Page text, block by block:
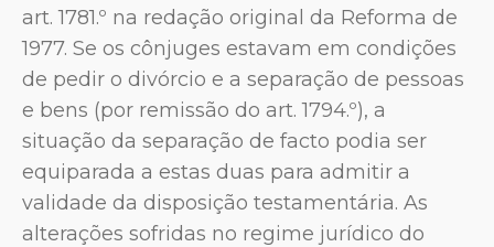
art. 1781.º na redação original da Reforma de
1977. Se os cônjuges estavam em condições
de pedir o divórcio e a separação de pessoas
e bens (por remissão do art. 1794.º), a
situação da separação de facto podia ser
equiparada a estas duas para admitir a
validade da disposição testamentária. As
alterações sofridas no regime jurídico do